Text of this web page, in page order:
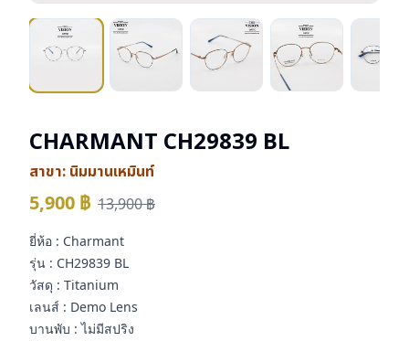
CHARMANT CH29839 BL
สาขา: นิมมานเหมินท์
5,900 ฿ 13,900฿
ยี่ห้อ : Charmant
รุ่น : CH29839 BL
วัสดุ : Titanium
เลนส์ : Demo Lens
บานพับ : ไม่มีสปริง